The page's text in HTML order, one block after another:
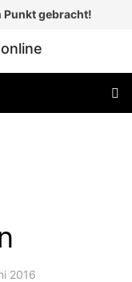
Punkt gebracht!
2016